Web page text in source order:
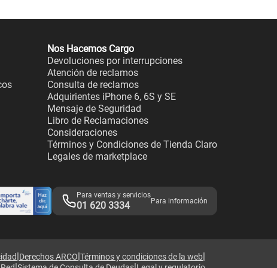
Nos Hacemos Cargo
Devoluciones por interrupciones
Atención de reclamos
Consulta de reclamos
Adquirientes iPhone 6, 6S y SE
Mensaje de Seguridad
Libro de Reclamaciones
Consideraciones
Términos y Condiciones de Tienda Claro
Legales de marketplace
Para ventas y servicios
01 620 3334 Para información
|Derechos ARCO|Términos y condiciones de la web|